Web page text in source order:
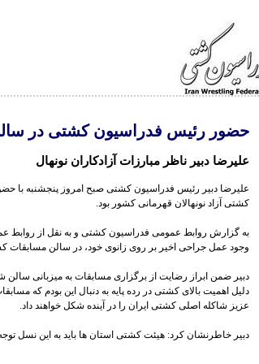
حضور رئیس فدراسیون کشتی در
علیرضا دبیر ناظر مبارزات آزادکاران نونهال
علیرضا دبیر رئیس فدراسیون کشتی صبح امروز پنجشنبه با
کشتی آزاد نونهالان قهرمانی کشور بود.
به گزارش روابط عمومی فدراسیون کشتی و به نقل از
وجود عمل جراحی اخیر بر روی زانوی خود، در سالن مسابقات
دبیر ضمن ابراز رضایت از برگزاری مسابقات به میزبانی سالن
دلیل اهمیت بالای کشتی در رده پایه به دنبال این بودم که
عزیز شاکله اصلی کشتی ایران را در آینده شکل خواهند داد.
دبیر خاطرنشان کرد: هیئت کشتی استان ها باید به این نسل